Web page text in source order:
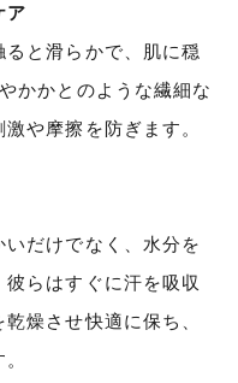
ア
と滑らかで、肌に穏
かかとのような繊細な
や摩擦を防ぎます。
だけでなく、水分を
らはすぐに汗を吸収
燥させ快適に保ち、